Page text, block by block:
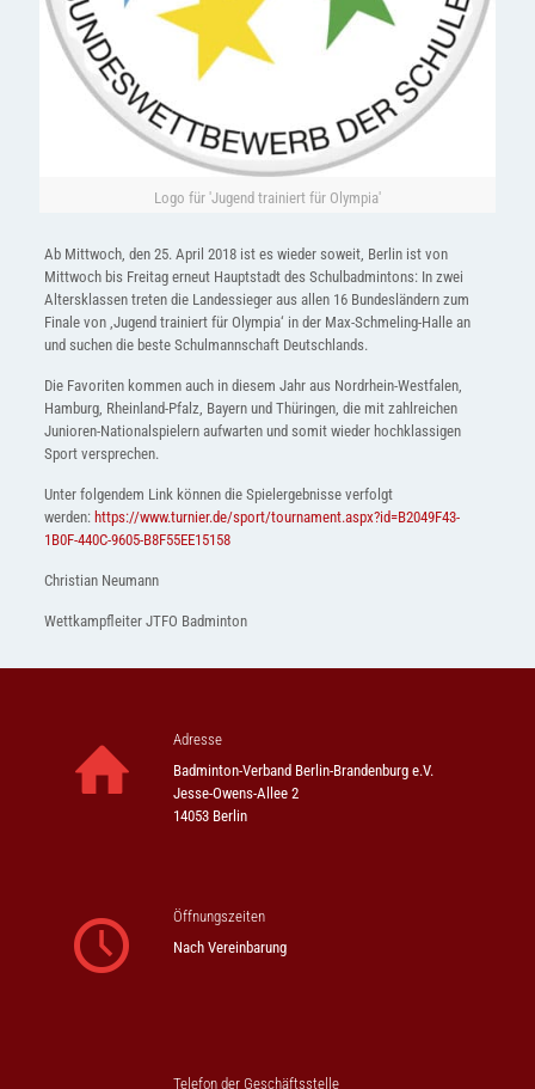
Logo für 'Jugend trainiert für Olympia'
Ab Mittwoch, den 25. April 2018 ist es wieder soweit, Berlin ist von
Mittwoch bis Freitag erneut Hauptstadt des Schulbadmintons: In zwei
Altersklassen treten die Landessieger aus allen 16 Bundesländern zum
Finale von ‚Jugend trainiert für Olympia‘ in der Max-Schmeling-Halle an
und suchen die beste Schulmannschaft Deutschlands.
Die Favoriten kommen auch in diesem Jahr aus Nordrhein-Westfalen,
Hamburg, Rheinland-Pfalz, Bayern und Thüringen, die mit zahlreichen
Junioren-Nationalspielern aufwarten und somit wieder hochklassigen
Sport versprechen.
Unter folgendem Link können die Spielergebnisse verfolgt
werden: https://www.turnier.de/sport/tournament.aspx?id=B2049F43-
1B0F-440C-9605-B8F55EE15158
Christian Neumann
Wettkampfleiter JTFO Badminton
Adresse
Badminton-Verband Berlin-Brandenburg e.V.
Jesse-Owens-Allee 2
14053 Berlin
Öffnungszeiten
Nach Vereinbarung
Telefon der Geschäftsstelle